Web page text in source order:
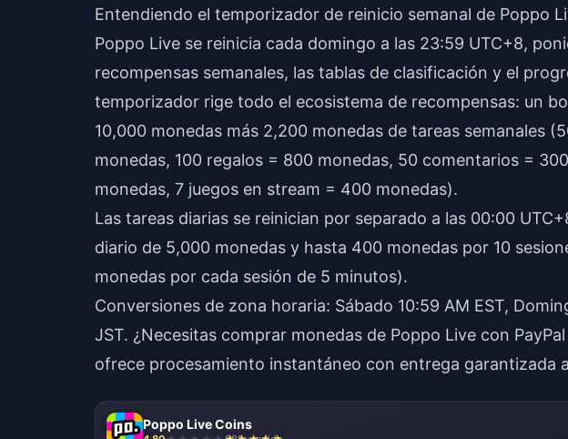
Entendiendo el temporizador de reinicio semanal de Poppo
Poppo Live se reinicia cada domingo a las 23:59 UTC+8,
recompensas semanales, las tablas de clasificación y el
temporizador rige todo el ecosistema de recompensas: un
10,000 monedas más 2,200 monedas de tareas semanales
monedas, 100 regalos = 800 monedas, 50 comentarios =
monedas, 7 juegos en stream = 400 monedas).
Las tareas diarias se reinician por separado a las 00:00
diario de 5,000 monedas y hasta 400 monedas por 10
monedas por cada sesión de 5 minutos).
Conversiones de zona horaria: Sábado 10:59 AM EST,
JST. ¿Necesitas comprar monedas de Poppo Live con
ofrece procesamiento instantáneo con entrega garantizada
Poppo Live Coins